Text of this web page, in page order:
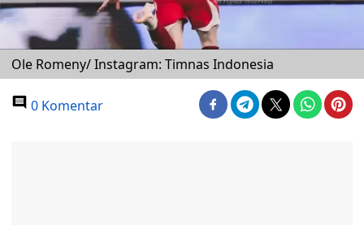
Ole Romeny/ Instagram: Timnas Indonesia
0 Komentar